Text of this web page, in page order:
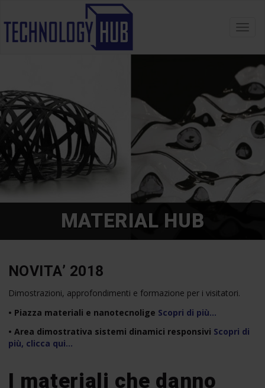
MATERIAL HUB
NOVITA’ 2018
Dimostrazioni, approfondimenti e formazione per i visitatori.
• Piazza materiali e nanotecnolige Scopri di più…
• Area dimostrativa sistemi dinamici responsivi Scopri di
più, clicca qui…
I materiali che danno